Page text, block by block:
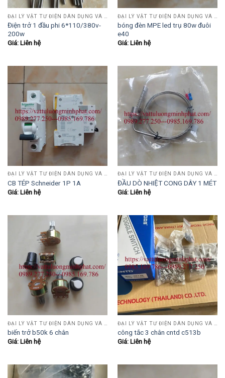
Điện trở 1 đầu phi 6*110/380v-
200w
Giá: Liên hệ
bóng đèn MPE led trụ 80w đuôi
e40
Giá: Liên hệ
ĐẠI LÝ VẬT TƯ ĐIỆN DÂN DỤNG VÀ CÔNG NGHIỆP , TỰ ĐỘNG HÓA.....
CB TÉP Schneider 1P 1A
Giá: Liên hệ
ĐẠI LÝ VẬT TƯ ĐIỆN DÂN DỤNG VÀ CÔNG NGHIỆP , TỰ ĐỘNG HÓA.....
ĐẦU DÒ NHIỆT CONG DÂY 1 MÉT
Giá: Liên hệ
biến trở b50k 6 chân
Giá: Liên hệ
công tắc 3 chân cntd c513b
Giá: Liên hệ